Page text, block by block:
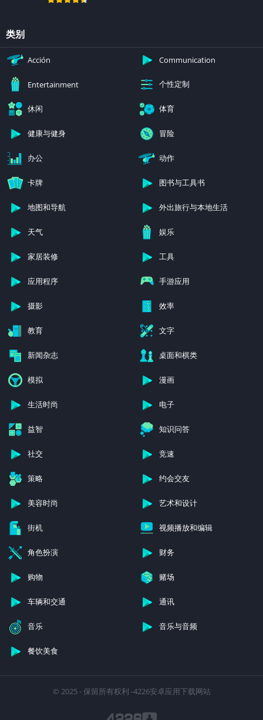
类别
Acción Communication
Entertainment 个性定制
休闲 体育
健康与健身 冒险
办公 动作
卡牌 图书与工具书
地图和导航 外出旅行与本地生活
天气 娱乐
家居装修 工具
应用程序 手游应用
摄影 效率
教育 文字
新闻杂志 桌面和棋类
模拟 漫画
生活时尚 电子
益智 知识问答
社交 竞速
策略 约会交友
美容时尚 艺术和设计
街机 视频播放和编辑
角色扮演 财务
购物 赌场
车辆和交通 通讯
音乐 音乐与音频
餐饮美食
© 2025 - 保留所有权利 -4226安卓应用下载网站